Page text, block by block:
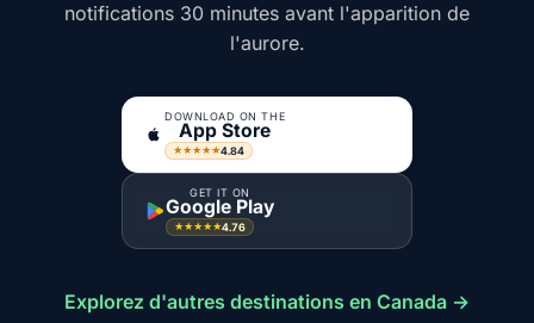
notifications 30 minutes avant l'apparition de
l'aurore.
DOWNLOAD ON THE
App Store
★★★★★4.84
GET IT ON
Google Play
★★★★★4.76
Explorez d'autres destinations en Canada →